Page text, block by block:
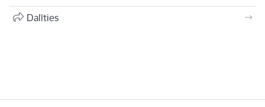
Dalīties